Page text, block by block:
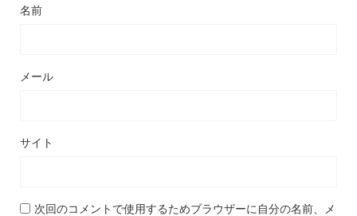
名前
メール
サイト
次回のコメントで使用するためブラウザーに自分の名前、メ